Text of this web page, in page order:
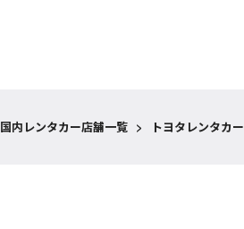
国内レンタカー店舗一覧 > トヨタレンタカ